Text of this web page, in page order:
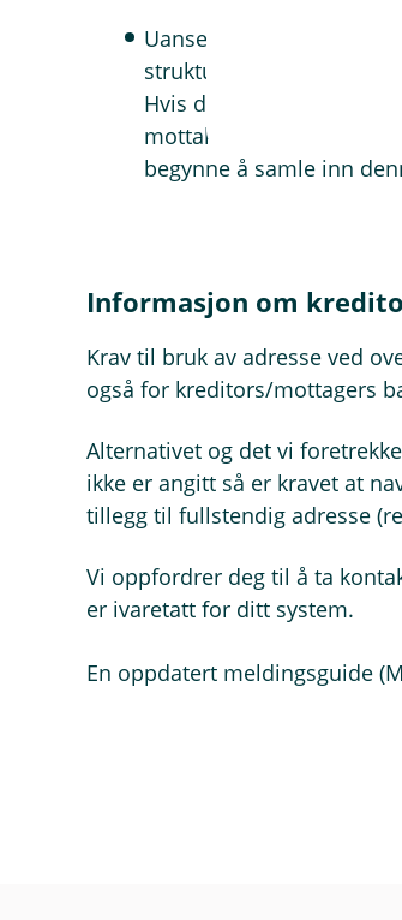
Uansett om dere bruker
strukturert stedsnavn
Hvis dere per i dag ikke
mottakerregister bør
begynne å samle inn
Informasjon om
Krav til bruk av adresse ved
også for kreditors/mottagers
Alternativet og det vi
ikke er angitt så er kravet at
tillegg til fullstendig adresse
Vi oppfordrer deg til å ta
er ivaretatt for ditt system.
En oppdatert meldingsguide